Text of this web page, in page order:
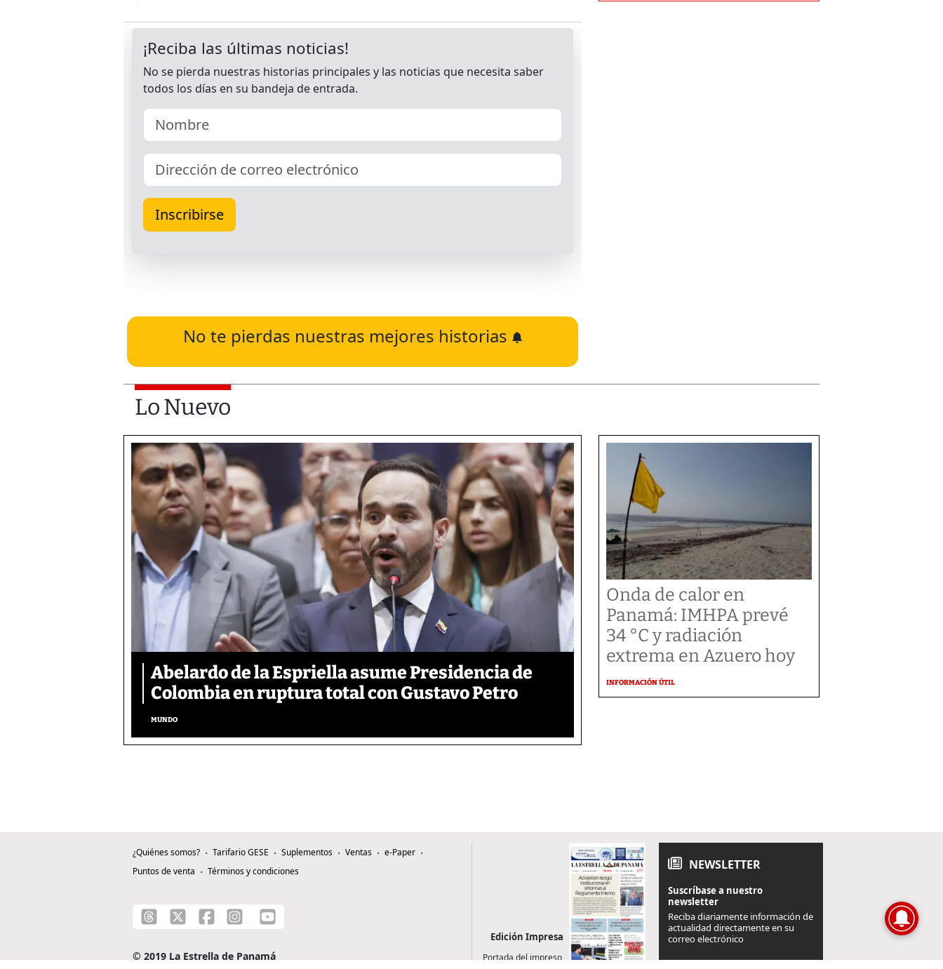
No te pierdas nuestras mejores historias
Lo Nuevo
Abelardo de la Espriella asume Presidencia de
Colombia en ruptura total con Gustavo Petro
MUNDO
Onda de calor en
Panamá: IMHPA prevé
34 °C y radiación
extrema en Azuero hoy
INFORMACIÓN ÚTIL
¿Quiénes somos? Tarifario GESE Suplementos Ventas
e-Paper
Puntos de venta
Términos y condiciones
© 2019 La Estrella de Panamá
Edición Impresa
Portada del impreso
NEWSLETTER
Suscríbase a nuestro
newsletter
Reciba diariamente información de
actualidad directamente en su
correo electrónico